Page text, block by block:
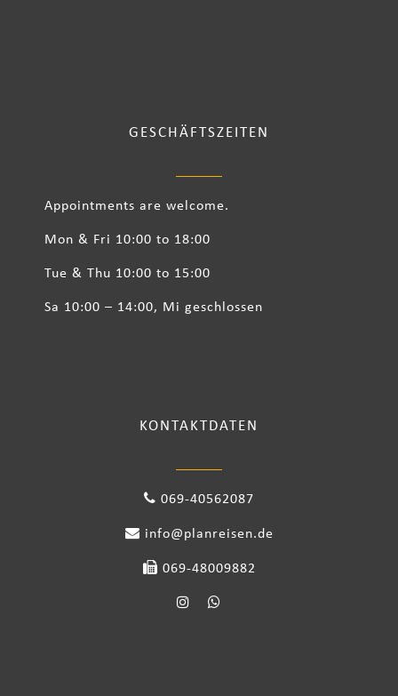
GESCHÄFTSZEITEN
Appointments are welcome.
Mon & Fri 10:00 to 18:00
Tue & Thu 10:00 to 15:00
Sa 10:00 – 14:00, Mi geschlossen
KONTAKTDATEN
069-40562087
info@planreisen.de
069-48009882